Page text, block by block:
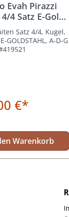
Evah Pirazzi
4 Satz E-Gold
Satz 4/4, Kugel,
GOLDSTAHL, A-D-G
€*
Warenkorb